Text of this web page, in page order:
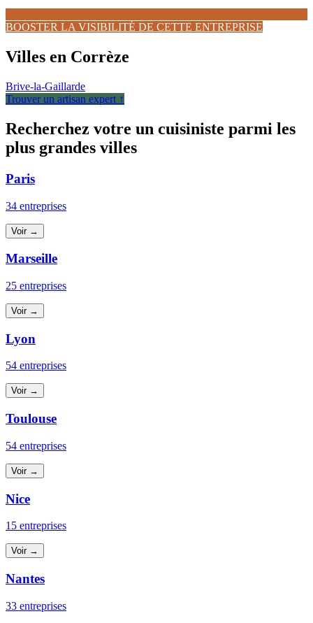
BOOSTER LA VISIBILITÉ DE CETTE ENTREPRISE
Villes en Corrèze
Brive-la-Gaillarde
Trouver un artisan expert ↑
Recherchez votre un cuisiniste parmi les
plus grandes villes
Paris
34 entreprises
Voir →
Marseille
25 entreprises
Voir →
Lyon
54 entreprises
Voir →
Toulouse
54 entreprises
Voir →
Nice
15 entreprises
Voir →
Nantes
33 entreprises